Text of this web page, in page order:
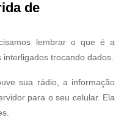
de
lembrar o que é a
trocando dados.
sua rádio, a informação
para o seu celular. Ela